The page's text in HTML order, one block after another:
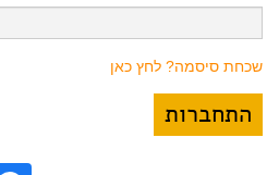
שכחת סיסמה? לחץ כאן